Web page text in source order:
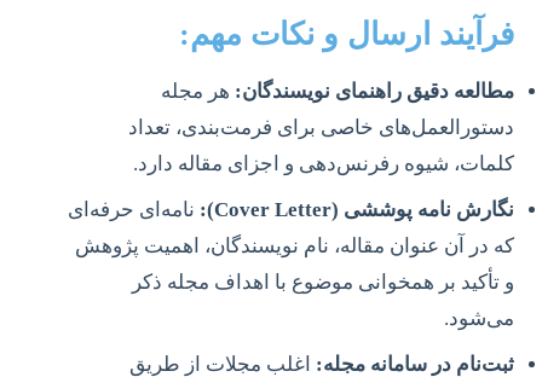
فرآیند ارسال و نکات مهم:
مطالعه دقیق راهنمای نویسندگان: هر مجله
دستورالعمل‌های خاصی برای فرمت‌بندی، تعداد
کلمات، شیوه رفرنس‌دهی و اجزای مقاله دارد.
نگارش نامه پوششی (Cover Letter):
نامه‌ای حرفه‌ای
که در آن عنوان مقاله، نام نویسندگان، اهمیت پژوهش
و تأکید بر همخوانی موضوع با اهداف مجله ذکر
می‌شود.
ثبت‌نام در سامانه مجله: اغلب مجلات از طریق